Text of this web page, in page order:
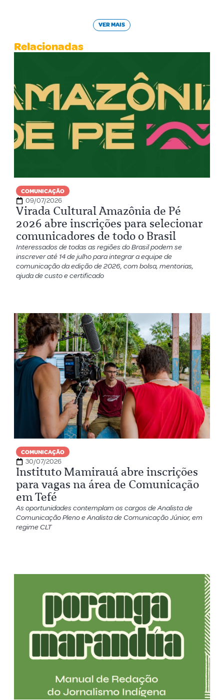
VER MAIS
Relacionadas
COMUNICAÇÃO
09/07/2026
Virada Cultural Amazônia de Pé
2026 abre inscrições para selecionar
comunicadores de todo o Brasil
Interessados de todas as regiões do Brasil podem se
inscrever até 14 de julho para integrar a equipe de
comunicação da edição de 2026, com bolsa, mentorias,
ajuda de custo e certificado
COMUNICAÇÃO
30/07/2026
Instituto Mamirauá abre inscrições
para vagas na área de Comunicação
em Tefé
As oportunidades contemplam os cargos de Analista de
Comunicação Pleno e Analista de Comunicação Júnior, em
regime CLT